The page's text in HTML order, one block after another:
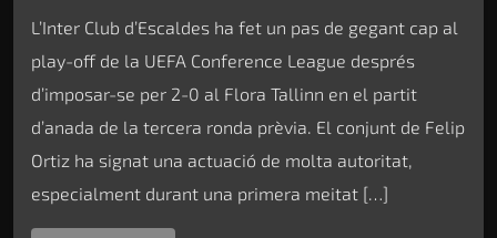
L’Inter Club d’Escaldes ha fet un pas de gegant cap al
play-off de la UEFA Conference League després
d’imposar-se per 2-0 al Flora Tallinn en el partit
d’anada de la tercera ronda prèvia. El conjunt de Felip
Ortiz ha signat una actuació de molta autoritat,
especialment durant una primera meitat […]